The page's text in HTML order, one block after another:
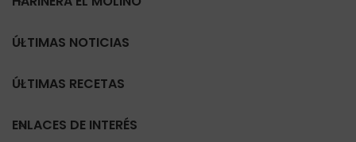
ÚLTIMAS NOTICIAS
ÚLTIMAS RECETAS
ENLACES DE INTERÉS